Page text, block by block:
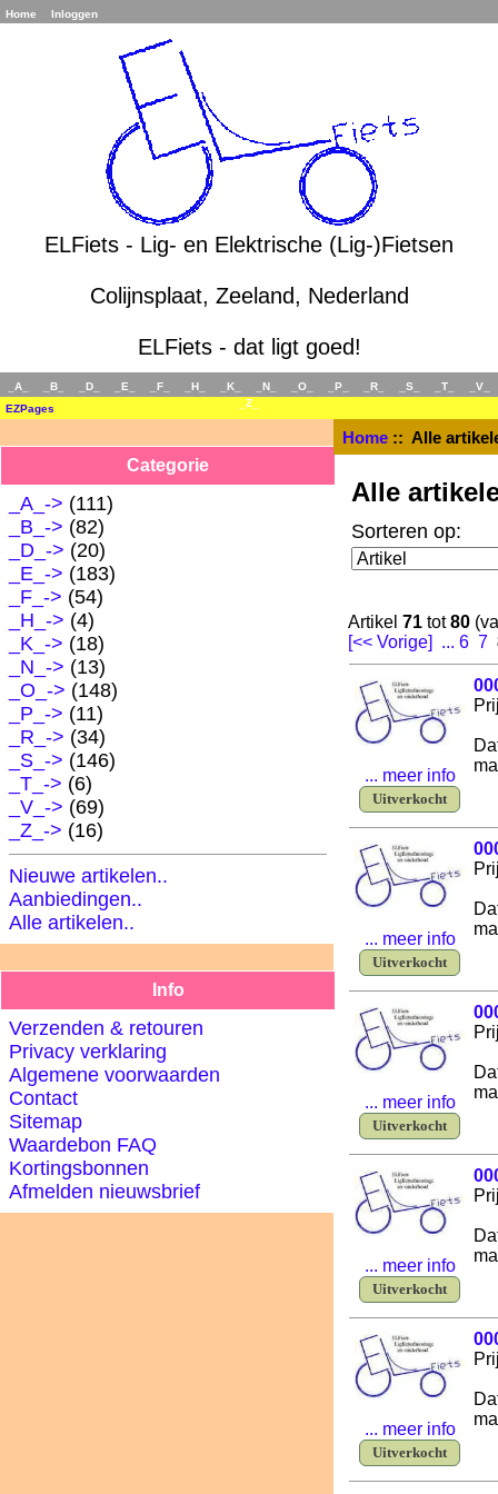
Home Inloggen
ELFiets - Lig- en Elektrische (Lig-)Fietsen
Colijnsplaat, Zeeland, Nederland
ELFiets - dat ligt goed!
_A_ _B_ _D_ _E_ _F_ _H_ _K_ _N_ _O_ _P_ _R_ _S_ _T_
_V_
_Z_
EZPages
Categorie
_A_-> (111)
_B_-> (82)
_D_-> (20)
_E_-> (183)
_F_-> (54)
_H_-> (4)
_K_-> (18)
_N_-> (13)
_O_-> (148)
_P_-> (11)
_R_-> (34)
_S_-> (146)
_T_-> (6)
_V_-> (69)
_Z_-> (16)
Nieuwe artikelen..
Aanbiedingen..
Alle artikelen..
Info
Verzenden & retouren
Privacy verklaring
Algemene voorwaarden
Contact
Sitemap
Waardebon FAQ
Kortingsbonnen
Afmelden nieuwsbrief
Home:: Alle
Alle
Sorteren op:
Artikel 71tot80
[<< Vorige]
... 6 7
... meer info
Uitverkocht
... meer info
Uitverkocht
... meer info
Uitverkocht
... meer info
Uitverkocht
... meer info
Uitverkocht